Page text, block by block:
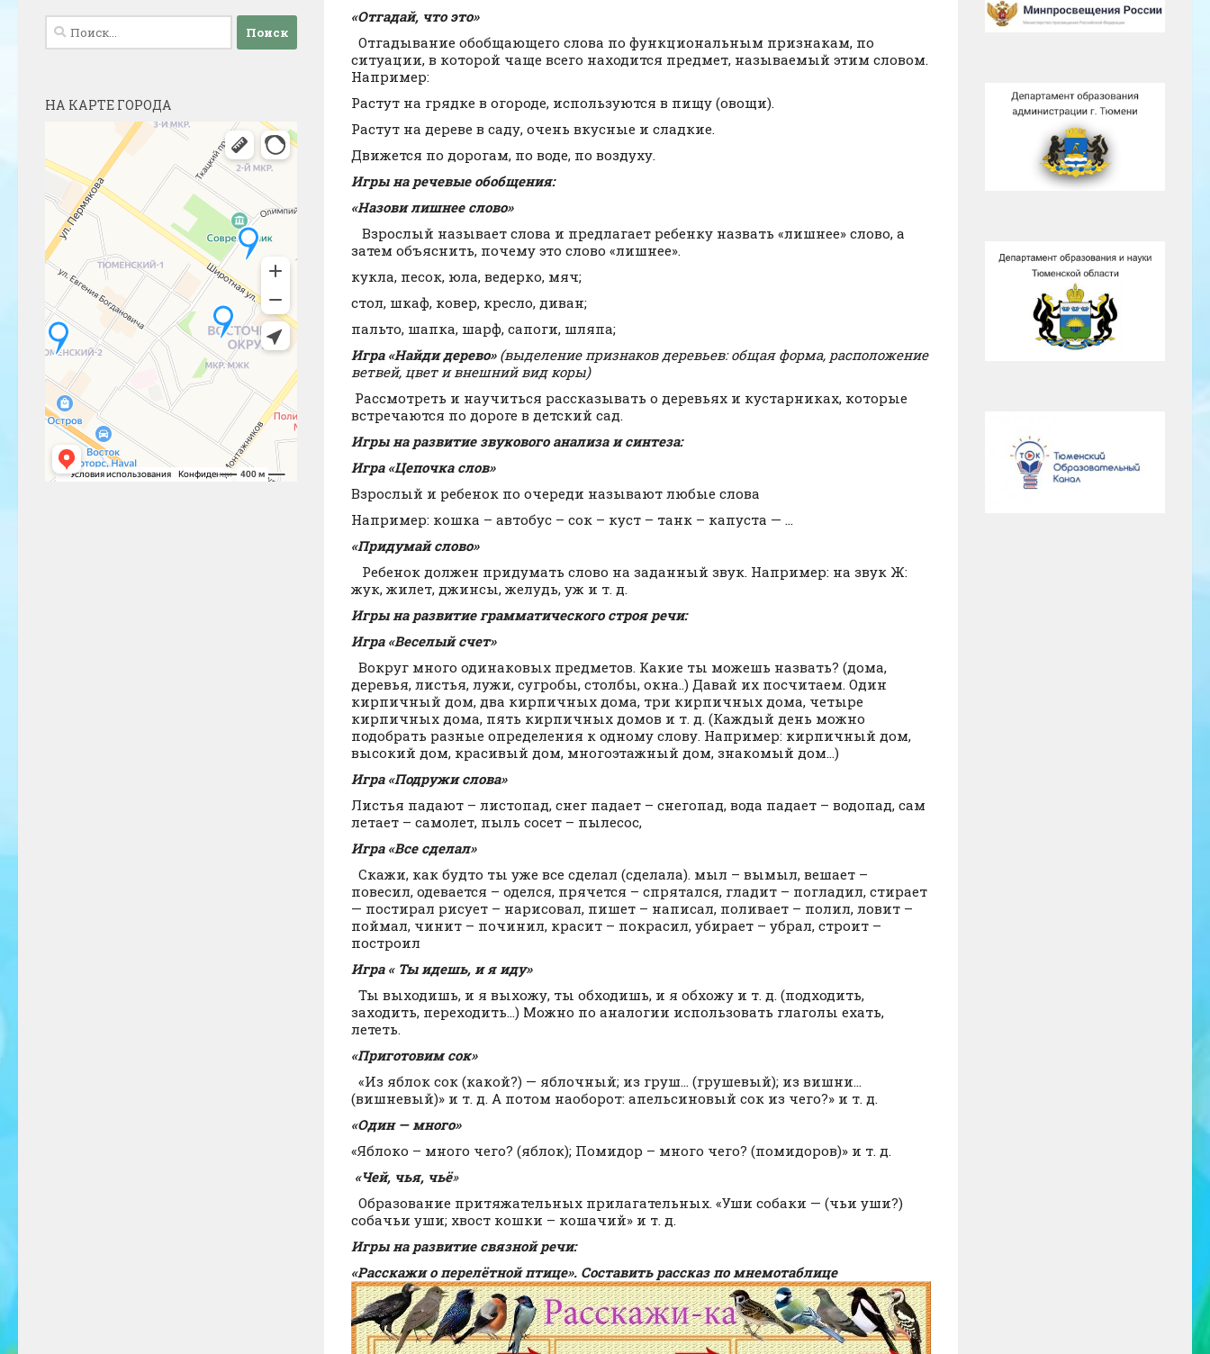
«Отгадай, что это»
Отгадывание обобщающего слова по функциональным признакам, по
ситуации, в которой чаще всего находится предмет, называемый этим словом.
Например:
Растут на грядке в огороде, используются в пищу (овощи).
Растут на дереве в саду, очень вкусные и сладкие.
Движется по дорогам, по воде, по воздуху.
Игры на речевые обобщения:
«Назови лишнее слово»
Взрослый называет слова и предлагает ребенку назвать «лишнее» слово, а
затем объяснить, почему это слово «лишнее».
кукла, песок, юла, ведерко, мяч;
стол, шкаф, ковер, кресло, диван;
пальто, шапка, шарф, сапоги, шляпа;
Игра «Найди дерево»(выделение признаков деревьев: общая форма, расположение
ветвей, цвет и внешний вид коры)
Рассмотреть и научиться рассказывать о деревьях и кустарниках, которые
встречаются по дороге в детский сад.
Игры на развитие звукового анализа и синтеза:
Игра «Цепочка слов»
Взрослый и ребенок по очереди называют любые слова
Например: кошка – автобус – сок – куст – танк – капуста — …
«Придумай слово»
Ребенок должен придумать слово на заданный звук. Например: на звук Ж:
жук, жилет, джинсы, желудь, уж и т. д.
Игры на развитие грамматического строя речи:
Игра «Веселый счет»
Вокруг много одинаковых предметов. Какие ты можешь назвать? (дома,
деревья, листья, лужи, сугробы, столбы, окна..) Давай их посчитаем. Один
кирпичный дом, два кирпичных дома, три кирпичных дома, четыре
кирпичных дома, пять кирпичных домов и т. д. (Каждый день можно
подобрать разные определения к одному слову. Например: кирпичный дом,
высокий дом, красивый дом, многоэтажный дом, знакомый дом…)
Игра «Подружи слова»
Листья падают – листопад, снег падает – снегопад, вода падает – водопад, сам
летает – самолет, пыль сосет – пылесос,
Игра «Все сделал»
Скажи, как будто ты уже все сделал (сделала). мыл – вымыл, вешает –
повесил, одевается – оделся, прячется – спрятался, гладит – погладил, стирает
— постирал рисует – нарисовал, пишет – написал, поливает – полил, ловит –
поймал, чинит – починил, красит – покрасил, убирает – убрал, строит –
построил
Игра « Ты идешь, и я иду»
Ты выходишь, и я выхожу, ты обходишь, и я обхожу и т. д. (подходить,
заходить, переходить…) Можно по аналогии использовать глаголы ехать,
лететь.
«Приготовим сок»
«Из яблок сок (какой?) — яблочный; из груш… (грушевый); из вишни…
(вишневый)» и т. д. А потом наоборот: апельсиновый сок из чего?» и т. д.
«Один — много»
«Яблоко – много чего? (яблок); Помидор – много чего? (помидоров)» и т. д.
«Чей, чья, чьё»
Образование притяжательных прилагательных. «Уши собаки — (чьи уши?)
собачьи уши; хвост кошки – кошачий» и т. д.
Игры на развитие связной речи:
«Расскажи о перелётной птице». Составить рассказ по мнемотаблице
Найти:
НА КАРТЕ ГОРОДА